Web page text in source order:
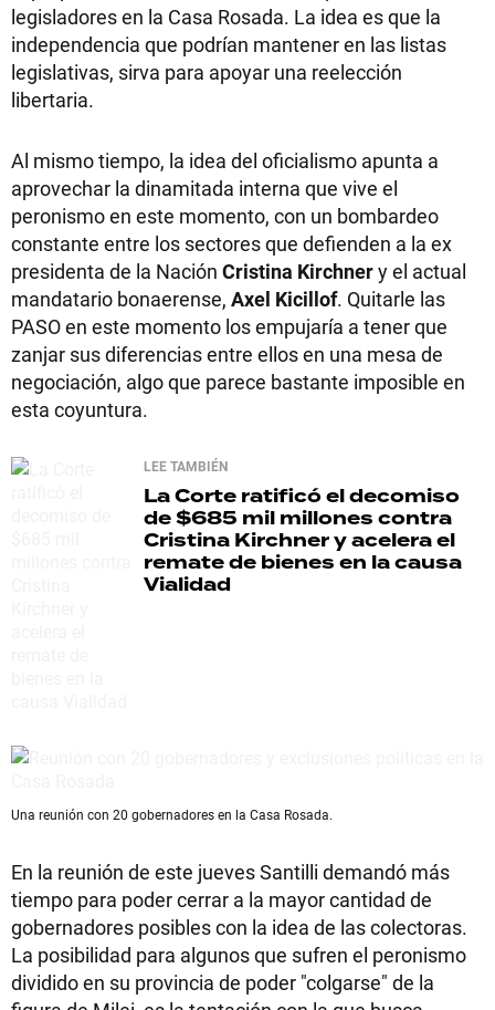
legisladores en la Casa Rosada. La idea es que la
independencia que podrían mantener en las listas
legislativas, sirva para apoyar una reelección
libertaria.
Al mismo tiempo, la idea del oficialismo apunta a
aprovechar la dinamitada interna que vive el
peronismo en este momento, con un bombardeo
constante entre los sectores que defienden a la ex
presidenta de la Nación Cristina Kirchnery el actual
mandatario bonaerense, Axel Kicillof. Quitarle las
PASO en este momento los empujaría a tener que
zanjar sus diferencias entre ellos en una mesa de
negociación, algo que parece bastante imposible en
esta coyuntura.
LEE TAMBIÉN
La Corte ratificó el decomiso
de $685 mil millones contra
Cristina Kirchner y acelera el
remate de bienes en la causa
Vialidad
Una reunión con 20 gobernadores en la Casa Rosada.
En la reunión de este jueves Santilli demandó más
tiempo para poder cerrar a la mayor cantidad de
gobernadores posibles con la idea de las colectoras.
La posibilidad para algunos que sufren el peronismo
dividido en su provincia de poder "colgarse" de la